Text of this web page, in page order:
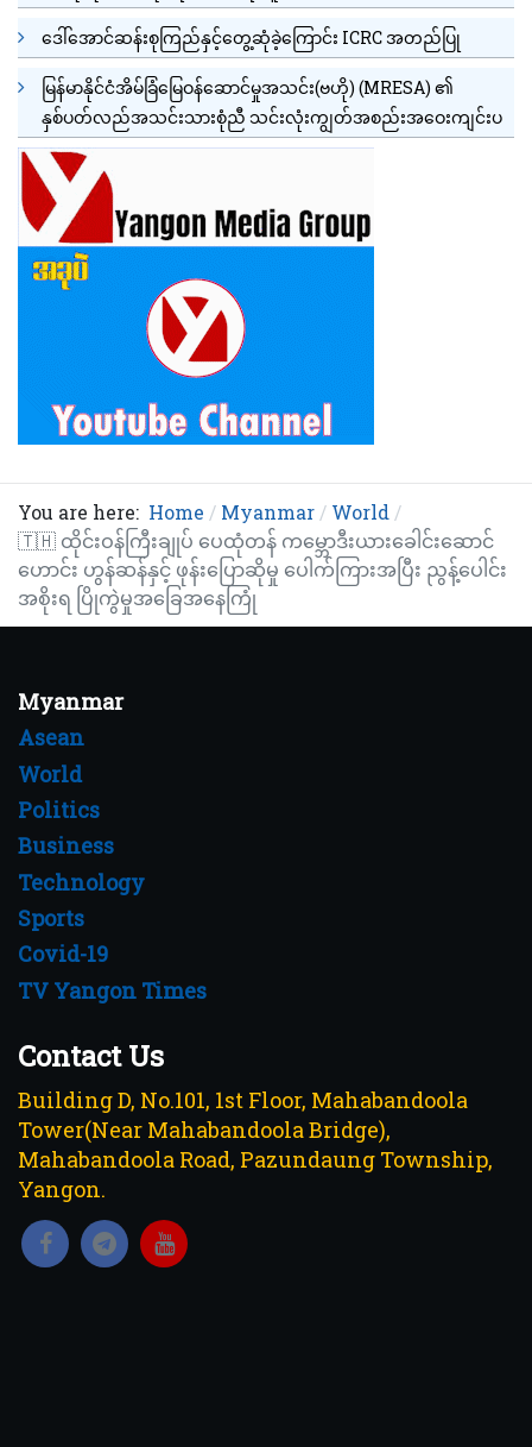
ဒေါ်အောင်ဆန်းစုကြည်နှင့်တွေ့ဆုံခဲ့ကြောင်း ICRC အတည်ပြု
မြန်မာနိုင်ငံအိမ်ခြံမြေဝန်ဆောင်မှုအသင်း(ဗဟို) (MRESA) ၏
နှစ်ပတ်လည်အသင်းသားစုံညီ သင်းလုံးကျွတ်အစည်းအဝေးကျင်းပ
You are here: Home Myanmar
World
🇹🇭 ထိုင်းဝန်ကြီးချုပ် ပေထုံတန် ကမ္ဘောဒီးယားခေါင်းဆောင်
ဟောင်း ဟွန်ဆန်နှင့် ဖုန်းပြောဆိုမှု ပေါက်ကြားအပြီး ညွန့်ပေါင်း
အစိုးရ ပြိုကွဲမှုအခြေအနေကြုံ
Myanmar
Asean
World
Politics
Business
Technology
Sports
Covid-19
TV Yangon Times
Contact Us
Building D, No.101, 1st Floor, Mahabandoola
Tower(Near Mahabandoola Bridge),
Mahabandoola Road, Pazundaung Township,
Yangon.